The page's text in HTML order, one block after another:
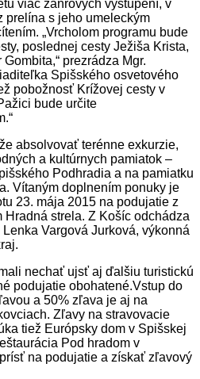
viac žánrových vystúpení, v
prelína s jeho umeleckým
„Vrcholom programu bude
poslednej cesty Ježiša Krista,
prezrádza Mgr.
Spišského osvetového
pobožnosť Krížovej cesty v
bude určite
absolvovať terénne exkurzie,
a kultúrnych pamiatok –
Podhradia a na pamiatku
Vítaným doplnením ponuky je
23. mája 2015 na podujatie z
Hradná strela. Z Košíc odchádza
Lenka Vargová Jurková, výkonná
nechať ujsť aj ďalšiu turistickú
podujatie obohatené.Vstup do
a 50% zľava je aj na
Zľavy na stravovacie
tiež Európsky dom v Spišskej
Pod hradom v
na podujatie a získať zľavový